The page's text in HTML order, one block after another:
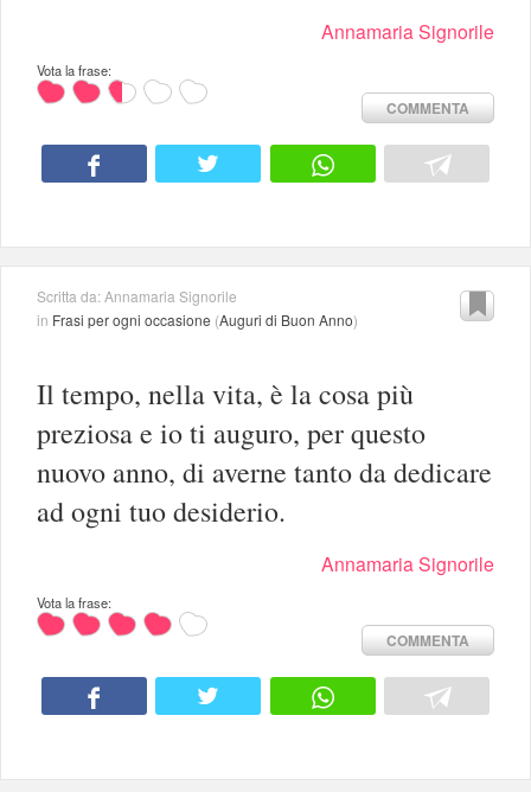
Annamaria Signorile
Vota la frase:
COMMENTA
Scritta da: Annamaria Signorile
in Frasi per ogni occasione (Auguri di Buon Anno)
Il tempo, nella vita, è la cosa più
preziosa e io ti auguro, per questo
nuovo anno, di averne tanto da dedicare
ad ogni tuo desiderio.
Annamaria Signorile
Vota la frase:
COMMENTA